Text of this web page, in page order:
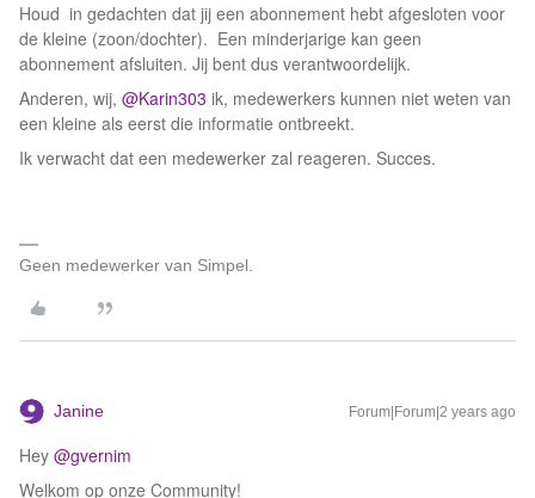
Houd in gedachten dat jij een abonnement hebt afgesloten voor
de kleine (zoon/dochter). Een minderjarige kan geen
abonnement afsluiten. Jij bent dus verantwoordelijk.
Anderen, wij, @Karin303 ik, medewerkers kunnen niet weten van
een kleine als eerst die informatie ontbreekt.
Ik verwacht dat een medewerker zal reageren. Succes.
Geen medewerker van Simpel.
Janine Forum|Forum|2 years ago
Hey @gvernim
Welkom op onze Community!